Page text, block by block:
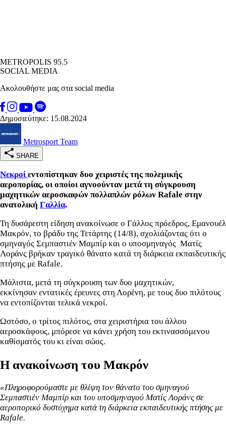
METROPOLIS 95.5
SOCIAL MEDIA
Ακολουθήστε μας στα social media
Δημοσιεύτηκε: 15.08.2024
Metrosport Team
SHARE
Νεκροί εντοπίστηκαν δυο χειριστές της πολεμικής
αεροπορίας, οι οποίοι αγνοούνταν μετά τη σύγκρουση
μαχητικών αεροσκαφών πολλαπλών ρόλων Rafale στην
ανατολική Γαλλία.
Τη δυσάρεστη είδηση ανακοίνωσε ο Γάλλος πρόεδρος, Εμανουέλ
Μακρόν, το βράδυ της Τετάρτης (14/8), σχολιάζοντας ότι ο
σμηναγός Σεμπαστιέν Μαμπίρ και ο υποσμηναγός Ματίς
Λοράνς βρήκαν τραγικό θάνατο κατά τη διάρκεια εκπαιδευτικής
πτήσης με Rafale.
Μάλιστα, μετά τη σύγκρουση των δυο μαχητικών,
εκκίνησαν εντατικές έρευνες στη Λορένη, με τους δυο πιλότους
να εντοπίζονται τελικά νεκροί.
Ωστόσο, ο τρίτος πιλότος, στα χειριστήρια του άλλου
αεροσκάφους, μπόρεσε να κάνει χρήση του εκτινασσόμενου
καθίσματός του κι είναι σώος.
Η ανακοίνωση του Μακρόν
«Πληροφορούμαστε με θλίψη τον θάνατο του σμηναγού
Σεμπαστιέν Μαμπίρ και του υποσμηναγού Ματίς Λοράνς σε
αεροπορικό δυστύχημα κατά τη διάρκεια εκπαιδευτικής πτήσης με
Rafale.